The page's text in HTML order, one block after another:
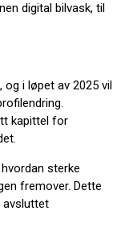
digital bilvask, til
og i løpet av 2025 vil
kapittel for
sterke
fremover. Dette
avsluttet